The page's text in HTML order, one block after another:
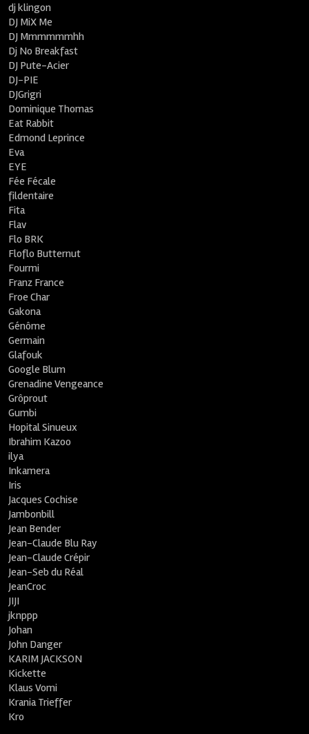
dj klingon
DJ MiX Me
DJ Mmmmmmhh
Dj No Breakfast
DJ Pute-Acier
DJ-PIE
DJGrigri
Dominique Thomas
Eat Rabbit
Edmond Leprince
Eva
EYE
Fée Fécale
fildentaire
Fita
Flav
Flo BRK
Floflo Butternut
Fourmi
Franz France
Froe Char
Gakona
Génôme
Germain
Glafouk
Google Blum
Grenadine Vengeance
Grôprout
Gumbi
Hopital Sinueux
Ibrahim Kazoo
ilya
Inkamera
Iris
Jacques Cochise
Jambonbill
Jean Bender
Jean-Claude Blu Ray
Jean-Claude Crépir
Jean-Seb du Réal
JeanCroc
JIJI
jknppp
Johan
John Danger
KARIM JACKSON
Kickette
Klaus Vomi
Krania Trieffer
Kro